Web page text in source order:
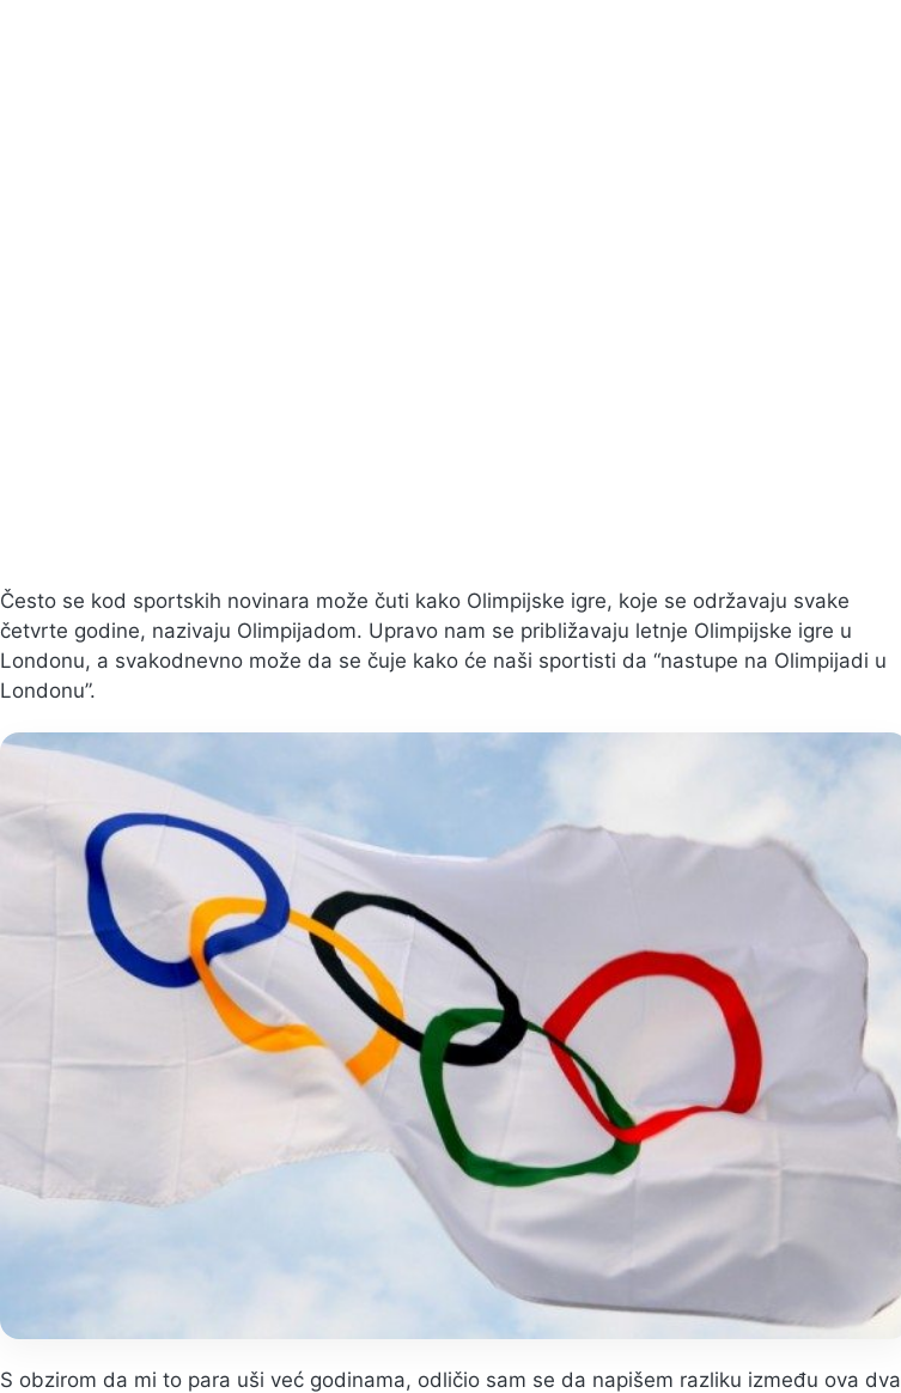
Često se kod sportskih novinara može čuti kako Olimpijske igre, koje se održavaju svake
četvrte godine, nazivaju Olimpijadom. Upravo nam se približavaju letnje Olimpijske igre u
Londonu, a svakodnevno može da se čuje kako će naši sportisti da “nastupe na Olimpijadi u
Londonu”.
S obzirom da mi to para uši već godinama, odličio sam se da napišem razliku između ova dva